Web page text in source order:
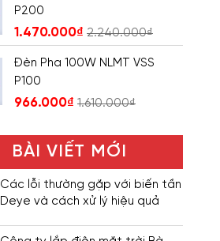
P200
1.470.000₫ 2.240.000₫
Đèn Pha 100W NLMT VSS
P100
966.000₫ 1.610.000₫
BÀI VIẾT MỚI
Các lỗi thường gặp với biến tần
Deye và cách xử lý hiệu quả